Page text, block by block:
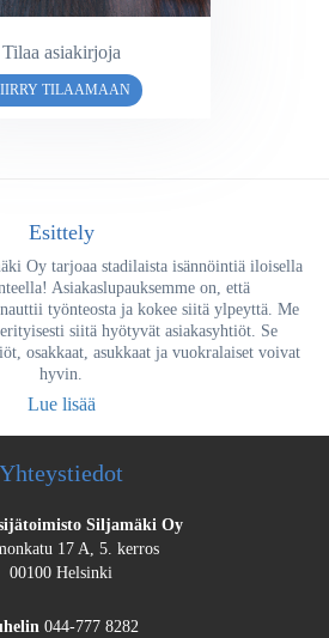
Tilaa asiakirjoja
TILAAMAAN
Esittely
Oy tarjoaa stadilaista isännöintiä iloisella
Asiakaslupauksemme on, että
työnteosta ja kokee siitä ylpeyttä. Me
siitä hyötyvät asiakasyhtiöt. Se
osakkaat, asukkaat ja vuokralaiset voivat
hyvin.
Lue lisää
Yhteystiedot
Siljamäki Oy
17 A, 5. kerros
00100 Helsinki
044-777 8282